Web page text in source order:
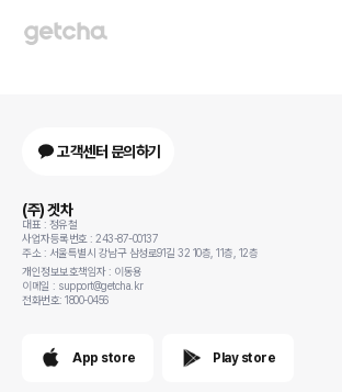
고객센터 문의하기
(주) 겟차
대표 : 정유철
사업자등록번호 : 243-87-00137
주소 : 서울특별시 강남구 삼성로91길 32 10층, 11층, 12층
개인정보보호책임자 : 이동용
이메일 : support@getcha.kr
전화번호: 1800-0456
App store Play store